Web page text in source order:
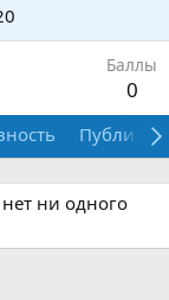
Баллы
0
ни одного